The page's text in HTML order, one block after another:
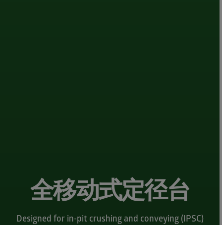
全移动式定径台
Designed for in-pit crushing and conveying (IPSC)